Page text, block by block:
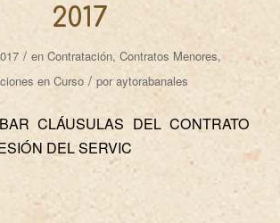
2017
/ enContratación,Contratos Menores,
en Curso / poraytorabanales
CLÁUSULAS DEL CONTRATO
DEL SERVIC